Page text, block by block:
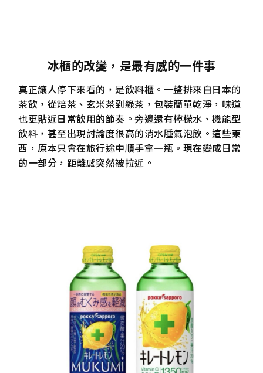
冰櫃的改變，是最有感的一件事
真正讓人停下來看的，是飲料櫃。一整排來自日本的
茶飲，從焙茶、玄米茶到綠茶，包裝簡單乾淨，味道
也更貼近日常飲用的節奏。旁邊還有檸檬水、機能型
飲料，甚至出現討論度很高的消水腫氣泡飲。這些東
西，原本只會在旅行途中順手拿一瓶。現在變成日常
的一部分，距離感突然被拉近。